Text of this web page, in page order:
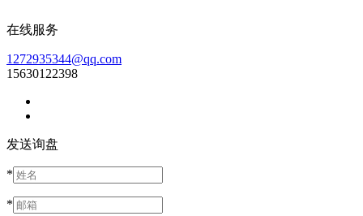
在线服务
1272935344@qq.com
15630122398
发送询盘
*
*